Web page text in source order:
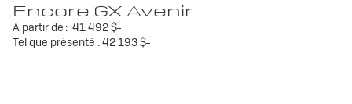
Encore GX Avenir
A partir de : 41 492 $†
Tel que présenté :42 193 $†